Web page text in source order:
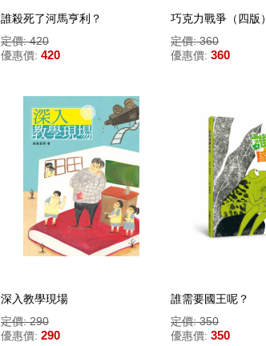
誰殺死了河馬亨利？
定價: 420
優惠價: 420
巧克力戰爭（四版）
定價: 360
優惠價: 360
深入教學現場
定價: 290
優惠價: 290
誰需要國王呢？
定價: 350
優惠價: 350